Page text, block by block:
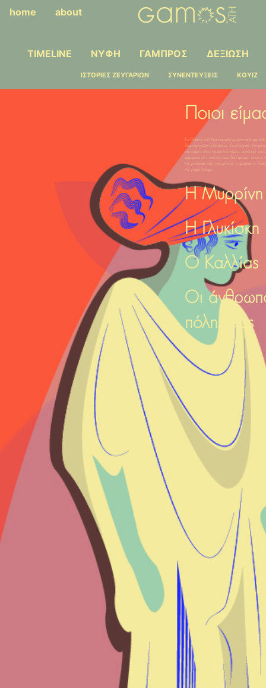
Ποιοι
Το Gamos.Ath δημιουργήθηκε πριν από
δημιουργικών ανθρώπων. Σκοπός μας, όχι
καινούριο στον τομέα του γάμου, αλλά και να
αφορούν στις σχέσεις των δύο φύλων, όπως η
της γυναίκας στην οικογένεια, η προίκα, το
Ας γνωριστούμε...
Η Μυρρίνη
Η Γλυκίσκη
Ο Καλλίας
Οι
πόλης μας
home about
TIMELINE ΝΥΦΗ ΓΑΜΠΡΟΣ ΔΕΞΙΩΣΗ
ΙΣΤΟΡΙΕΣ ΖΕΥΓΑΡΙΩΝ ΣΥΝΕΝΤΕΥΞΕΙΣ ΚΟΥΙΖ